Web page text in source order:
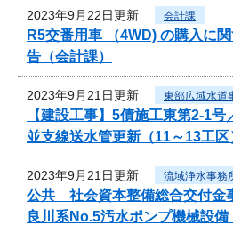
2023年9月22日更新 会計課
R5交番用車 （4WD) の購入に
告（会計課）
2023年9月21日更新 東部広域水道
【建設工事】5債施工東第2-1
並支線送水管更新（11～13工区
2023年9月21日更新 流域浄水事務
公共 社会資本整備総合交付金
良川系No.5汚水ポンプ機械設